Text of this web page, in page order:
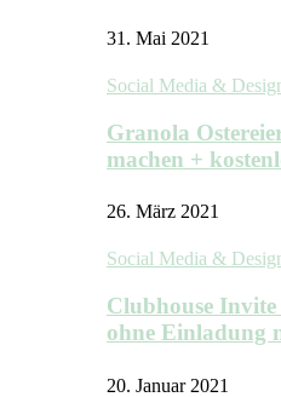
31. Mai 2021
Social Media &
Granola
machen +
26. März 2021
Social Media &
Clubhouse
ohne Einladung
20. Januar 2021